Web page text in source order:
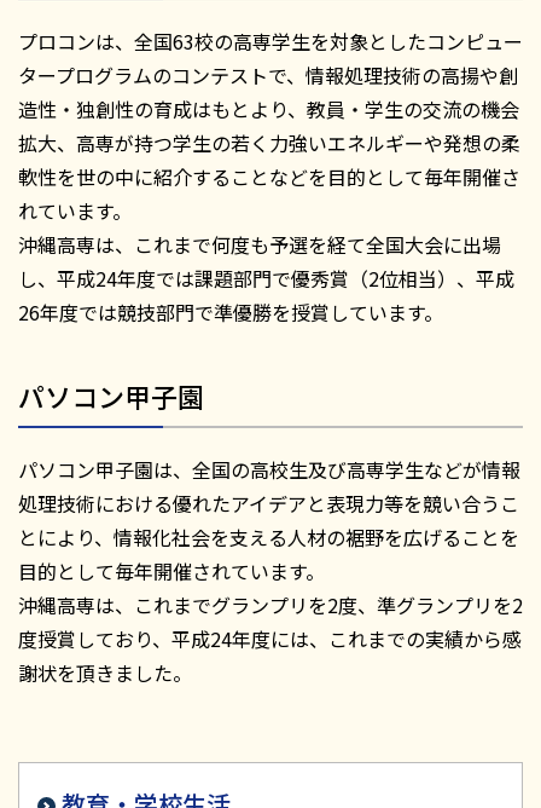
プロコンは、全国63校の高専学生を対象としたコンピュー
タープログラムのコンテストで、情報処理技術の高揚や創
造性・独創性の育成はもとより、教員・学生の交流の機会
拡大、高専が持つ学生の若く力強いエネルギーや発想の柔
軟性を世の中に紹介することなどを目的として毎年開催さ
れています。
沖縄高専は、これまで何度も予選を経て全国大会に出場
し、平成24年度では課題部門で優秀賞（2位相当）、平成
26年度では競技部門で準優勝を授賞しています。
パソコン甲子園
パソコン甲子園は、全国の高校生及び高専学生などが情報
処理技術における優れたアイデアと表現力等を競い合うこ
とにより、情報化社会を支える人材の裾野を広げることを
目的として毎年開催されています。
沖縄高専は、これまでグランプリを2度、準グランプリを2
度授賞しており、平成24年度には、これまでの実績から感
謝状を頂きました。